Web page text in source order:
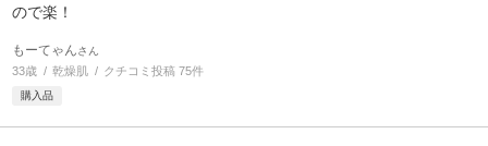
ので楽！
もーてゃんさん
33歳 乾燥肌 クチコミ投稿 75件
購入品